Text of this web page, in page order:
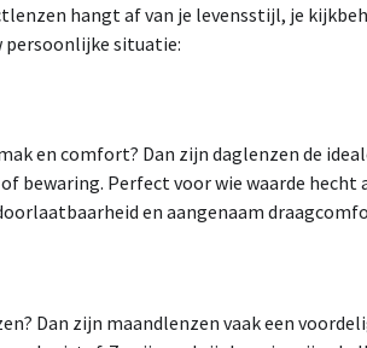
hangt af van je levensstijl, je
persoonlijke situatie:
en comfort? Dan zijn daglenzen de
bewaring. Perfect voor wie waarde hecht
en aangenaam
Dan zijn maandlenzen vaak een